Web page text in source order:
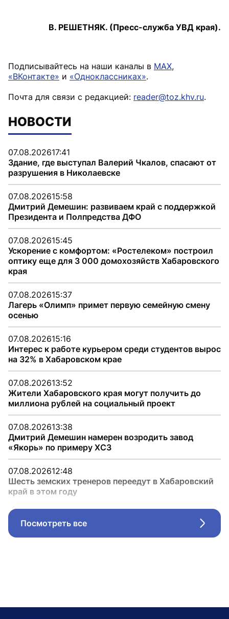
В. РЕШЕТНЯК. (Пресс-служба УВД края).
Подписывайтесь на наши каналы в MAX,
«ВКонтакте» и «Одноклассниках».
Почта для связи с редакцией: reader@toz.khv.ru.
НОВОСТИ
07.08.202617:41
Здание, где выступал Валерий Чкалов, спасают от
разрушения в Николаевске
07.08.202615:58
Дмитрий Демешин: развиваем край с поддержкой
Президента и Полпредства ДФО
07.08.202615:45
Ускорение с комфортом: «Ростелеком» построил
оптику еще для 3 000 домохозяйств Хабаровского
края
07.08.202615:37
Лагерь «Олимп» примет первую семейную смену
осенью
07.08.202615:16
Интерес к работе курьером среди студентов вырос
на 32% в Хабаровском крае
07.08.202613:52
Жители Хабаровского края могут получить до
миллиона рублей на социальный проект
07.08.202613:38
Дмитрий Демешин намерен возродить завод
«Якорь» по примеру ХСЗ
07.08.202612:48
Шесть земских тренеров переедут в Хабаровский
край в этом году
Посмотреть все